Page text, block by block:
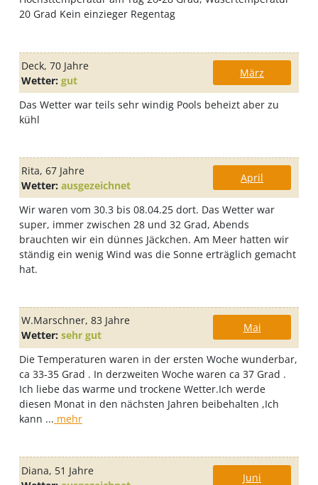
20 Grad Kein einzieger Regentag
Deck, 70 Jahre
März
Wetter: gut
Das Wetter war teils sehr windig Pools beheizt aber zu
kühl
Rita, 67 Jahre
April
Wetter: ausgezeichnet
Wir waren vom 30.3 bis 08.04.25 dort. Das Wetter war
super, immer zwischen 28 und 32 Grad, Abends
brauchten wir ein dünnes Jäckchen. Am Meer hatten wir
ständig ein wenig Wind was die Sonne erträglich gemacht
hat.
W.Marschner, 83 Jahre
Mai
Wetter: sehr gut
Die Temperaturen waren in der ersten Woche wunderbar,
ca 33-35 Grad . In derzweiten Woche waren ca 37 Grad .
Ich liebe das warme und trockene Wetter.Ich werde
diesen Monat in den nächsten Jahren beibehalten ,Ich
kann ... mehr
Diana, 51 Jahre
Juni